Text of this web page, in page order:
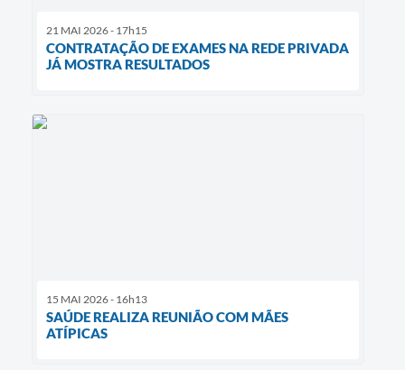
21 MAI 2026 - 17h15
CONTRATAÇÃO DE EXAMES NA REDE PRIVADA
JÁ MOSTRA RESULTADOS
15 MAI 2026 - 16h13
SAÚDE REALIZA REUNIÃO COM MÃES
ATÍPICAS